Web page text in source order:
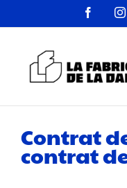
Contrat
contrat